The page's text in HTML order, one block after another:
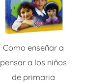
Como enseñar a
pensar a los niños
de primaria